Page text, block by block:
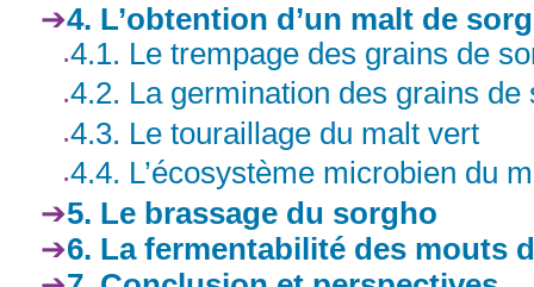
4. L’obtention d’un malt de
4.1. Le trempage des grains de
4.2. La germination des grains de
4.3. Le touraillage du malt vert
4.4. L’écosystème microbien du
5. Le brassage du sorgho
6. La fermentabilité des mouts